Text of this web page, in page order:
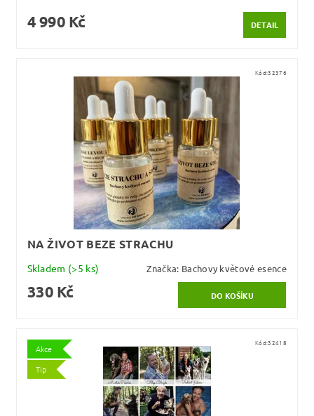
4 990 Kč DETAIL
Kód:32376
NA ŽIVOT BEZE STRACHU
Skladem (>5 ks) Značka: Bachovy květové esence
330 Kč
Akce
Tip
Kód:32418